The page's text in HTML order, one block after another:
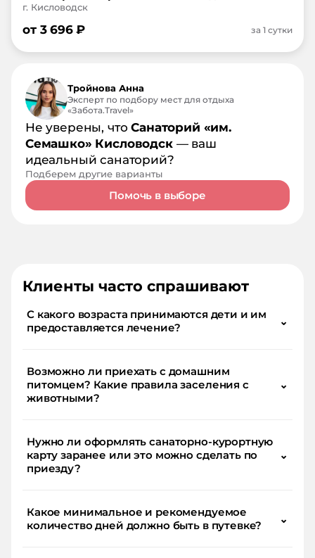
г. Кисловодск
от 3 696₽ за 1 сутки
Тройнова Анна
Эксперт по подбору мест для отдыха
«Забота.Travel»
Не уверены, чтоСанаторий «им.
Семашко» Кисловодск— ваш
идеальный санаторий?
Подберем другие варианты
Помочь в выборе
Клиенты часто спрашивают
С какого возраста принимаются дети и им
предоставляется лечение?
⌄
Возможно ли приехать с домашним
питомцем? Какие правила заселения с
животными?
⌄
Нужно ли оформлять санаторно-курортную
карту заранее или это можно сделать по
приезду?
⌄
Какое минимальное и рекомендуемое
количество дней должно быть в путевке?
⌄